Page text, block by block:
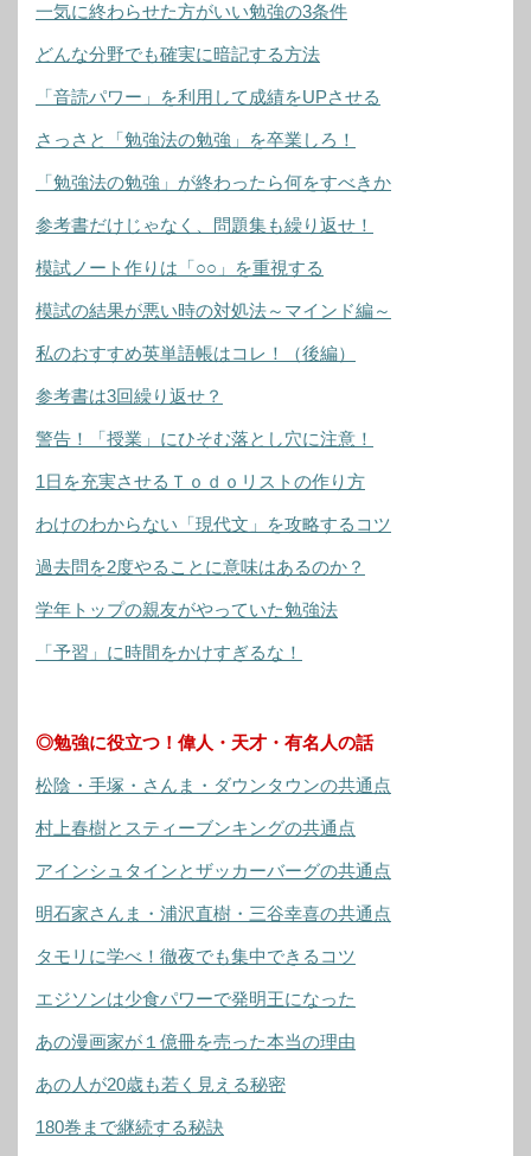
一気に終わらせた方がいい勉強の3条件
どんな分野でも確実に暗記する方法
「音読パワー」を利用して成績をUPさせる
さっさと「勉強法の勉強」を卒業しろ！
「勉強法の勉強」が終わったら何をすべきか
参考書だけじゃなく、問題集も繰り返せ！
模試ノート作りは「○○」を重視する
模試の結果が悪い時の対処法～マインド編～
私のおすすめ英単語帳はコレ！（後編）
参考書は3回繰り返せ？
警告！「授業」にひそむ落とし穴に注意！
1日を充実させるＴｏｄｏリストの作り方
わけのわからない「現代文」を攻略するコツ
過去問を2度やることに意味はあるのか？
学年トップの親友がやっていた勉強法
「予習」に時間をかけすぎるな！
◎勉強に役立つ！偉人・天才・有名人の話
松陰・手塚・さんま・ダウンタウンの共通点
村上春樹とスティーブンキングの共通点
アインシュタインとザッカーバーグの共通点
明石家さんま・浦沢直樹・三谷幸喜の共通点
タモリに学べ！徹夜でも集中できるコツ
エジソンは少食パワーで発明王になった
あの漫画家が１億冊を売った本当の理由
あの人が20歳も若く見える秘密
180巻まで継続する秘訣